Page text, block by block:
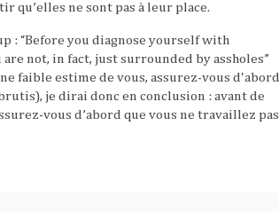
qu’elles ne sont pas à leur place.
: “Before you diagnose yourself with
not, in fact, just surrounded by assholes”
faible estime de vous, assurez-vous d'abord
je dirai donc en conclusion : avant de
vous d’abord que vous ne travaillez pas